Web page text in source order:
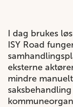
I dag brukes
ISY Road
eksterne
mindre